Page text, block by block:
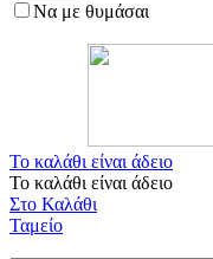
Να με θυμάσαι
Το καλάθι είναι άδειο
Το καλάθι είναι άδειο
Στο Καλάθι
Ταμείο